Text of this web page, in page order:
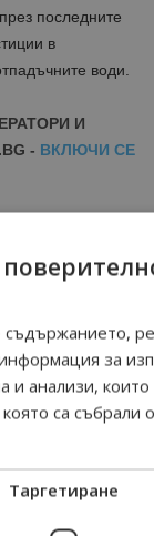
последните
в
води.
И
- ВКЛЮЧИ СЕ
съдържанието,
за
и анализи,
са събрали
Таргетиране